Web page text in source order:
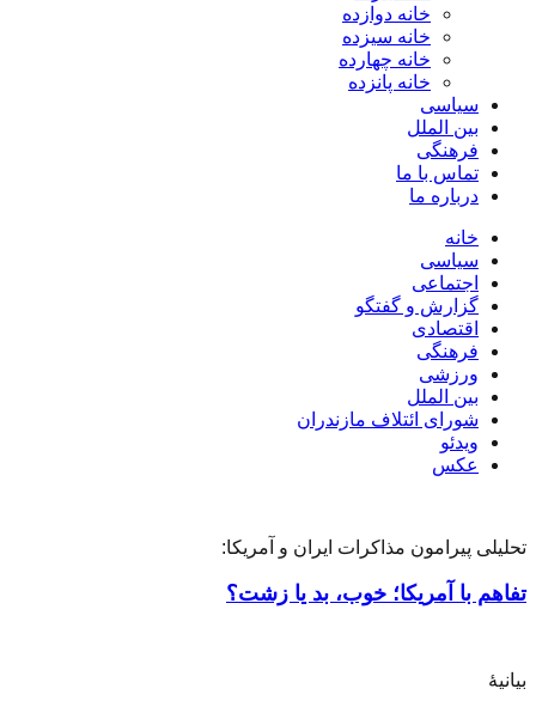
خانه دوازده
خانه سیزده
خانه چهارده
خانه پانزده
سیاسی
بین الملل
فرهنگی
تماس با ما
درباره ما
خانه
سیاسی
اجتماعی
گزارش و گفتگو
اقتصادی
فرهنگی
ورزشی
بین الملل
شورای ائتلاف مازندران
ویدئو
عکس
تحلیلی پیرامون مذاکرات ایران و آمریکا:
تفاهم با آمریکا؛ خوب، بد یا زشت؟
بیانیهٔ